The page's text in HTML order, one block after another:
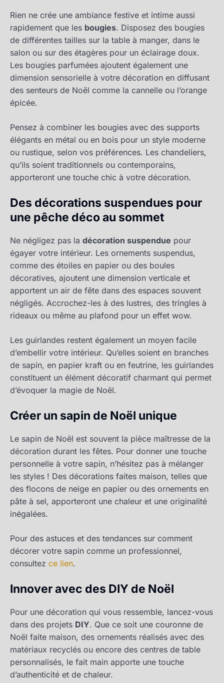
Rien ne crée une ambiance festive et intime aussi
rapidement que les bougies. Disposez des bougies
de différentes tailles sur la table à manger, dans le
salon ou sur des étagères pour un éclairage doux.
Les bougies parfumées ajoutent également une
dimension sensorielle à votre décoration en diffusant
des senteurs de Noël comme la cannelle ou l’orange
épicée.
Pensez à combiner les bougies avec des supports
élégants en métal ou en bois pour un style moderne
ou rustique, selon vos préférences. Les chandeliers,
qu’ils soient traditionnels ou contemporains,
apporteront une touche chic à votre décoration.
Des décorations suspendues pour
une pêche déco au sommet
Ne négligez pas la décoration suspendue pour
égayer votre intérieur. Les ornements suspendus,
comme des étoiles en papier ou des boules
décoratives, ajoutent une dimension verticale et
apportent un air de fête dans des espaces souvent
négligés. Accrochez-les à des lustres, des tringles à
rideaux ou même au plafond pour un effet wow.
Les guirlandes restent également un moyen facile
d’embellir votre intérieur. Qu’elles soient en branches
de sapin, en papier kraft ou en feutrine, les guirlandes
constituent un élément décoratif charmant qui permet
d’évoquer la magie de Noël.
Créer un sapin de Noël unique
Le sapin de Noël est souvent la pièce maîtresse de la
décoration durant les fêtes. Pour donner une touche
personnelle à votre sapin, n’hésitez pas à mélanger
les styles ! Des décorations faites maison, telles que
des flocons de neige en papier ou des ornements en
pâte à sel, apporteront une chaleur et une originalité
inégalées.
Pour des astuces et des tendances sur comment
décorer votre sapin comme un professionnel,
consultez ce lien.
Innover avec des DIY de Noël
Pour une décoration qui vous ressemble, lancez-vous
dans des projets DIY. Que ce soit une couronne de
Noël faite maison, des ornements réalisés avec des
matériaux recyclés ou encore des centres de table
personnalisés, le fait main apporte une touche
d’authenticité et de chaleur.